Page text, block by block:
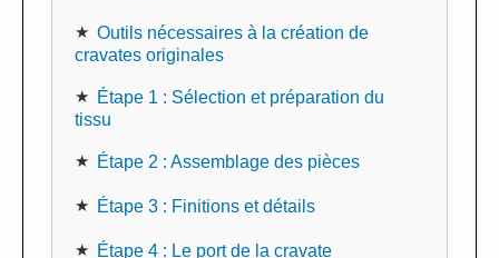
Outils nécessaires à la création de
cravates originales
Étape 1 : Sélection et préparation du
tissu
Étape 2 : Assemblage des pièces
Étape 3 : Finitions et détails
Étape 4 : Le port de la cravate